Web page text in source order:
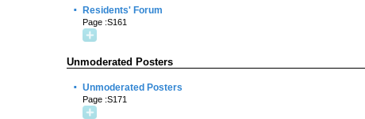
· Residents' Forum
Page :S161
Unmoderated Posters
· Unmoderated Posters
Page :S171